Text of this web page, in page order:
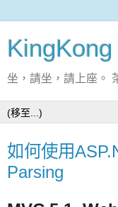
坐，請坐，請上座。
如何使用
Parsing